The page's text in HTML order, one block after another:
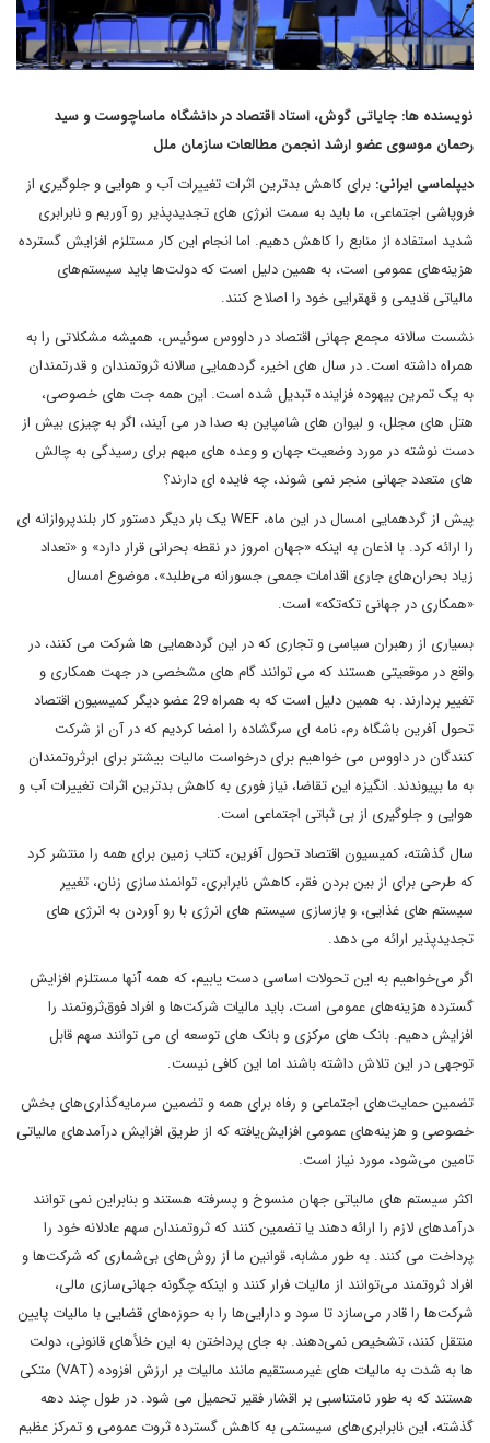
نویسنده ها: جایاتی گوش، استاد اقتصاد در دانشگاه ماساچوست و سید
رحمان موسوی عضو ارشد انجمن مطالعات سازمان ملل
دیپلماسی ایرانی: برای کاهش بدترین اثرات تغییرات آب و هوایی و جلوگیری از
فروپاشی اجتماعی، ما باید به سمت انرژی های تجدیدپذیر رو آوریم و نابرابری
شدید استفاده از منابع را کاهش دهیم. اما انجام این کار مستلزم افزایش گسترده
هزینه‌های عمومی است، به همین دلیل است که دولت‌ها باید سیستم‌های
مالیاتی قدیمی و قهقرایی خود را اصلاح کنند.
نشست سالانه مجمع جهانی اقتصاد در داووس سوئیس، همیشه مشکلاتی را به
همراه داشته است. در سال های اخیر، گردهمایی سالانه ثروتمندان و قدرتمندان
به یک تمرین بیهوده فزاینده تبدیل شده است. این همه جت های خصوصی،
هتل های مجلل، و لیوان های شامپاین به صدا در می آیند، اگر به چیزی بیش از
دست نوشته در مورد وضعیت جهان و وعده های مبهم برای رسیدگی به چالش
های متعدد جهانی منجر نمی شوند، چه فایده ای دارند؟
پیش از گردهمایی امسال در این ماه، WEF یک بار دیگر دستور کار بلندپروازانه ای
را ارائه کرد. با اذعان به اینکه «جهان امروز در نقطه بحرانی قرار دارد» و «تعداد
زیاد بحران‌های جاری اقدامات جمعی جسورانه می‌طلبد»، موضوع امسال
«همکاری در جهانی تکه‌تکه» است.
بسیاری از رهبران سیاسی و تجاری که در این گردهمایی ها شرکت می کنند، در
واقع در موقعیتی هستند که می توانند گام های مشخصی در جهت همکاری و
تغییر بردارند. به همین دلیل است که به همراه 29 عضو دیگر کمیسیون اقتصاد
تحول آفرین باشگاه رم، نامه ای سرگشاده را امضا کردیم که در آن از شرکت
کنندگان در داووس می خواهیم برای درخواست مالیات بیشتر برای ابرثروتمندان
به ما بپیوندند. انگیزه این تقاضا، نیاز فوری به کاهش بدترین اثرات تغییرات آب و
هوایی و جلوگیری از بی ثباتی اجتماعی است.
سال گذشته، کمیسیون اقتصاد تحول آفرین، کتاب زمین برای همه را منتشر کرد
که طرحی برای از بین بردن فقر، کاهش نابرابری، توانمندسازی زنان، تغییر
سیستم های غذایی، و بازسازی سیستم های انرژی با رو آوردن به انرژی های
تجدیدپذیر ارائه می دهد.
اگر می‌خواهیم به این تحولات اساسی دست یابیم، که همه آنها مستلزم افزایش
گسترده هزینه‌های عمومی است، باید مالیات شرکت‌ها و افراد فوق‌ثروتمند را
افزایش دهیم. بانک های مرکزی و بانک های توسعه ای می توانند سهم قابل
توجهی در این تلاش داشته باشند اما این کافی نیست.
تضمین حمایت‌های اجتماعی و رفاه برای همه و تضمین سرمایه‌گذاری‌های بخش
خصوصی و هزینه‌های عمومی افزایش‌یافته که از طریق افزایش درآمدهای مالیاتی
تامین می‌شود، مورد نیاز است.
اکثر سیستم های مالیاتی جهان منسوخ و پسرفته هستند و بنابراین نمی توانند
درآمدهای لازم را ارائه دهند یا تضمین کنند که ثروتمندان سهم عادلانه خود را
پرداخت می کنند. به طور مشابه، قوانین ما از روش‌های بی‌شماری که شرکت‌ها و
افراد ثروتمند می‌توانند از مالیات فرار کنند و اینکه چگونه جهانی‌سازی مالی،
شرکت‌ها را قادر می‌سازد تا سود و دارایی‌ها را به حوزه‌های قضایی با مالیات پایین
منتقل کنند، تشخیص نمی‌دهند. به جای پرداختن به این خلأهای قانونی، دولت
ها به شدت به مالیات های غیرمستقیم مانند مالیات بر ارزش افزوده (VAT) متکی
هستند که به طور نامتناسبی بر اقشار فقیر تحمیل می شود. در طول چند دهه
گذشته، این نابرابری‌های سیستمی به کاهش گسترده ثروت عمومی و تمرکز عظیم